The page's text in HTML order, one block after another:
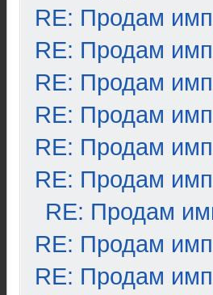
RE: Продам
RE: Продам
RE: Продам
RE: Продам
RE: Продам
RE: Продам
RE: Продам
RE: Продам
RE: Продам